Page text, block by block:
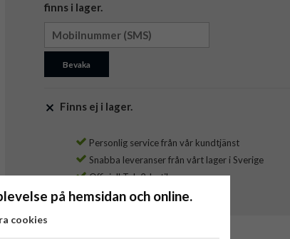
finns i lager.
Bevaka
Finns ej i lager.
Personlig service från vår kundtjänst
Snabba leveranser från vårt lager i Sverige
Officiell Tele2-butik
på hemsidan och online.
cookies